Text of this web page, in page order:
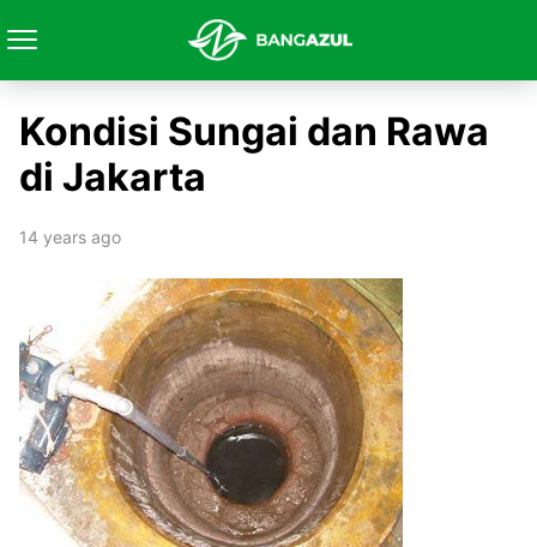
Kondisi Sungai dan Rawa
di Jakarta
14 years ago